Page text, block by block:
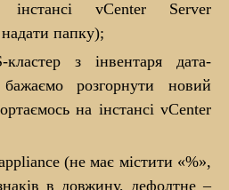
інстансі vCenter Server
папку);
з інвентаря дата-
розгорнути новий
на інстансі vCenter
(не має містити «%»,
в довжину, дефолтне –